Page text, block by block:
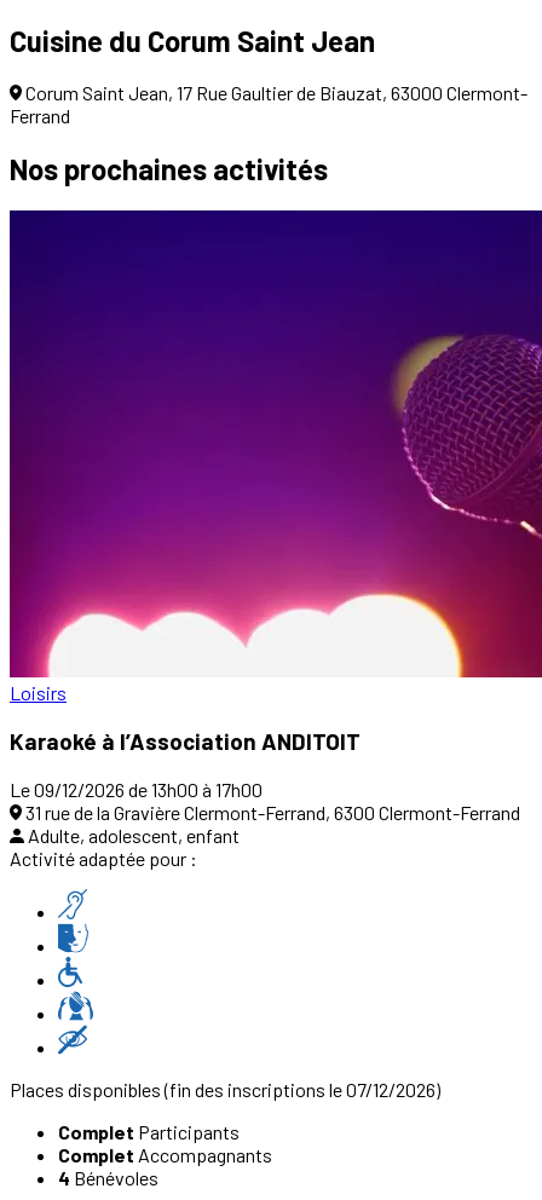
Cuisine du Corum Saint Jean
Corum Saint Jean, 17 Rue Gaultier de Biauzat, 63000 Clermont-
Ferrand
Nos prochaines activités
Loisirs
Karaoké à l’Association ANDITOIT
Le 09/12/2026 de 13h00 à 17h00
31 rue de la Gravière Clermont-Ferrand, 6300 Clermont-Ferrand
Adulte, adolescent, enfant
Activité adaptée pour :
Places disponibles(fin des inscriptions le 07/12/2026)
Complet Participants
Complet Accompagnants
4 Bénévoles